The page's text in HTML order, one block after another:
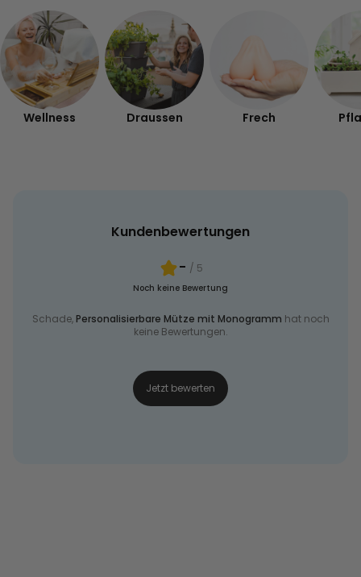
Wellness Draussen Frech
Kundenbewertungen
- / 5
Noch keine Bewertung
Schade,Personalisierbare Mütze mit Monogramm hat noch
keine Bewertungen.
Jetzt bewerten